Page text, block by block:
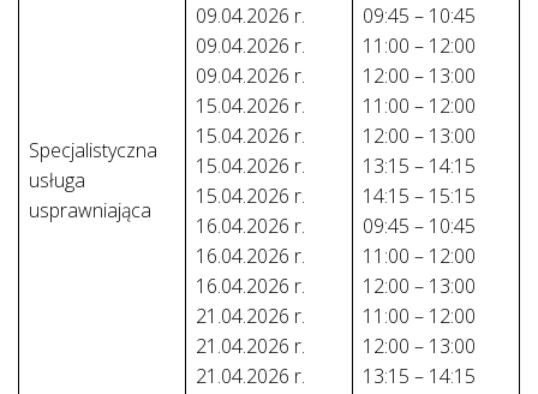
Specjalistyczna
usługa
usprawniająca
09.04.2026 r.
09.04.2026 r.
09.04.2026 r.
15.04.2026 r.
15.04.2026 r.
15.04.2026 r.
15.04.2026 r.
16.04.2026 r.
16.04.2026 r.
16.04.2026 r.
21.04.2026 r.
21.04.2026 r.
21.04.2026 r.
09:45 – 10:45
11:00 – 12:00
12:00 – 13:00
11:00 – 12:00
12:00 – 13:00
13:15 – 14:15
14:15 – 15:15
09:45 – 10:45
11:00 – 12:00
12:00 – 13:00
11:00 – 12:00
12:00 – 13:00
13:15 – 14:15